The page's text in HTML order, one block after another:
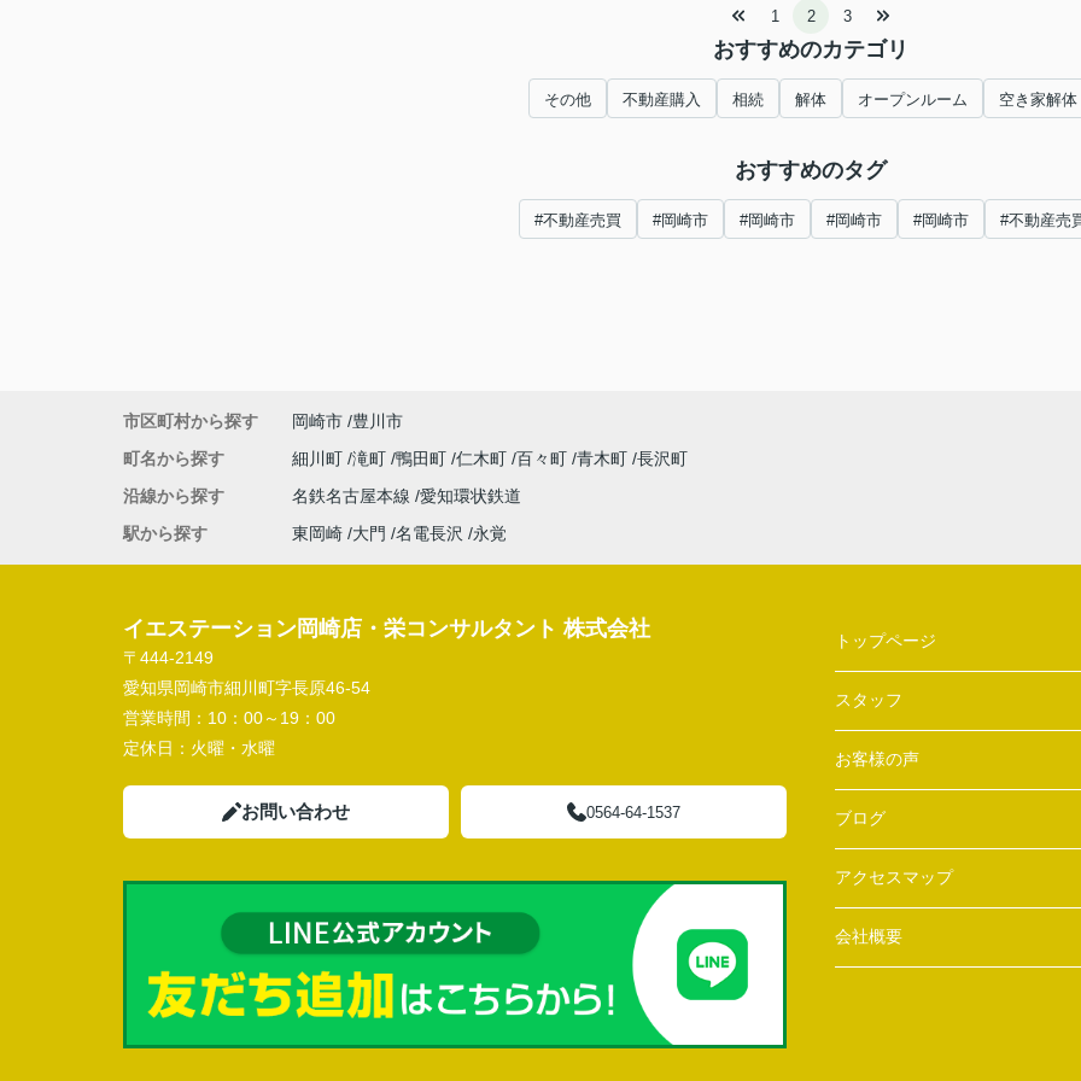
1 2 3
おすすめのカテゴリ
その他 不動産購入 相続 解体 オープンルーム 空き家解体
おすすめのタグ
#不動産売買 #岡崎市 #岡崎市 #岡崎市 #岡崎市 #不動産売
市区町村から探す 岡崎市 豊川市
町名から探す
細川町 滝町 鴨田町 仁木町 百々町 青木町 長沢町
沿線から探す
名鉄名古屋本線 愛知環状鉄道
駅から探す
東岡崎 大門 名電長沢 永覚
イエステーション岡崎店・栄コンサルタント 株式会社
〒444-2149
愛知県岡崎市細川町字長原46-54
営業時間： 10：00～19：00
定休日： 火曜・水曜
お問い合わせ 0564-64-1537
トップページ
スタッフ
お客様の声
ブログ
アクセスマップ
会社概要